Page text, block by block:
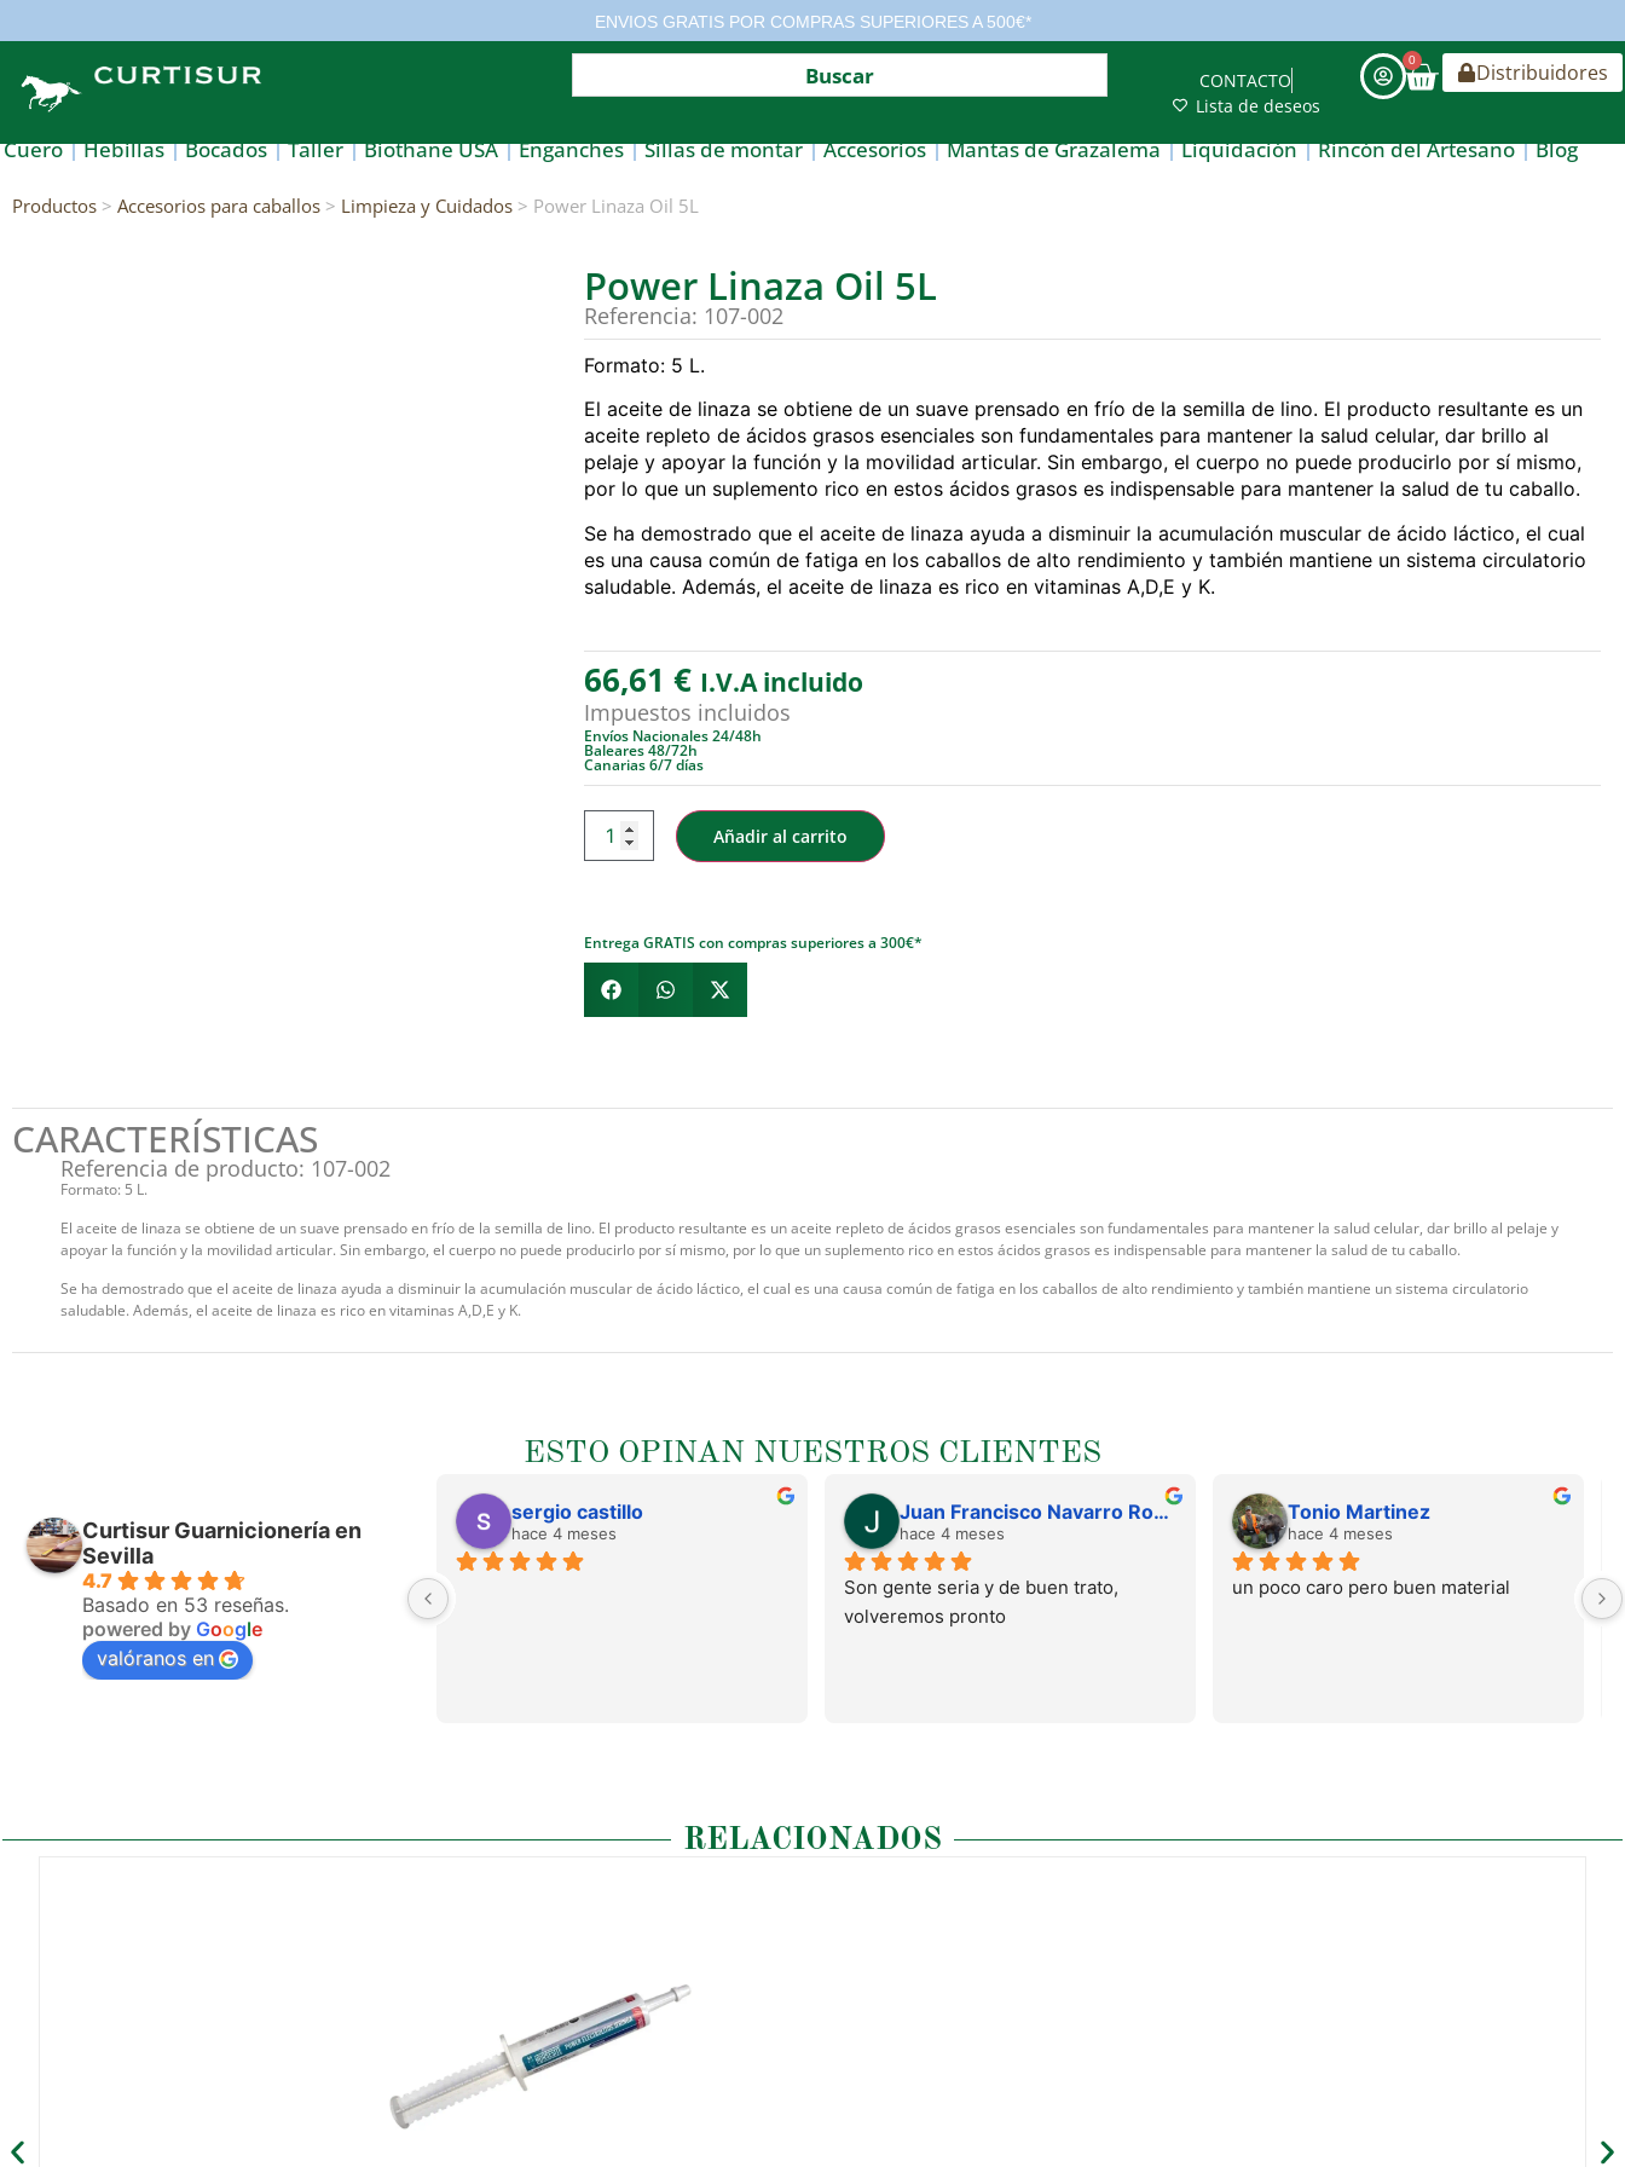
ENVIOS GRATIS POR COMPRAS SUPERIORES A 500€*
CONTACTO
Lista de deseos
0 Distribuidores
Cuero Hebillas Bocados Taller Biothane USA Enganches Sillas de montar Accesorios Mantas de Grazalema Liquidación Rincón del Artesano Blog
Productos > Accesorios para caballos > Limpieza y Cuidados > Power Linaza Oil 5L
Power Linaza Oil 5L
Referencia: 107-002
Formato: 5 L.
El aceite de linaza se obtiene de un suave prensado en frío de la semilla de lino. El producto resultante es un
aceite repleto de ácidos grasos esenciales son fundamentales para mantener la salud celular, dar brillo al
pelaje y apoyar la función y la movilidad articular. Sin embargo, el cuerpo no puede producirlo por sí mismo,
por lo que un suplemento rico en estos ácidos grasos es indispensable para mantener la salud de tu caballo.
Se ha demostrado que el aceite de linaza ayuda a disminuir la acumulación muscular de ácido láctico, el cual
es una causa común de fatiga en los caballos de alto rendimiento y también mantiene un sistema circulatorio
saludable. Además, el aceite de linaza es rico en vitaminas A,D,E y K.
66,61€ I.V.A incluido
Impuestos incluidos
Envíos Nacionales 24/48h
Baleares 48/72h
Canarias 6/7 días
Añadir al carrito
Entrega GRATIS con compras superiores a 300€*
CARACTERÍSTICAS
Referencia de producto: 107-002
Formato: 5 L.
El aceite de linaza se obtiene de un suave prensado en frío de la semilla de lino. El producto resultante es un aceite repleto de ácidos grasos esenciales son fundamentales para mantener la salud celular, dar brillo al pelaje y
apoyar la función y la movilidad articular. Sin embargo, el cuerpo no puede producirlo por sí mismo, por lo que un suplemento rico en estos ácidos grasos es indispensable para mantener la salud de tu caballo.
Se ha demostrado que el aceite de linaza ayuda a disminuir la acumulación muscular de ácido láctico, el cual es una causa común de fatiga en los caballos de alto rendimiento y también mantiene un sistema circulatorio
saludable. Además, el aceite de linaza es rico en vitaminas A,D,E y K.
ESTO OPINAN NUESTROS CLIENTES
Curtisur Guarnicionería en
Sevilla
4.7
Basado en 53 reseñas.
powered by Google
valóranos en
sergio castillo
hace 4 meses
Juan Francisco Navarro Roman
hace 4 meses
Son gente seria y de buen trato,
volveremos pronto
Tonio Martinez
hace 4 meses
un poco caro pero buen material
RELACIONADOS